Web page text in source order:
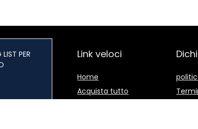
PER
Link veloci
Home
Acquista tutto